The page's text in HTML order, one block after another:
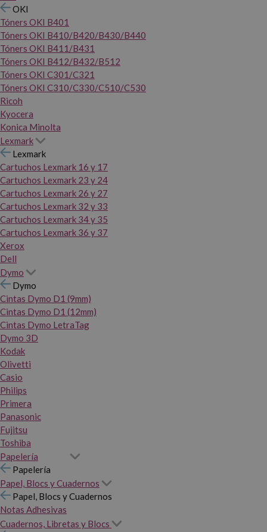
OKI
Tóners OKI B401
Tóners OKI B410/B420/B430/B440
Tóners OKI B411/B431
Tóners OKI B412/B432/B512
Tóners OKI C301/C321
Tóners OKI C310/C330/C510/C530
Ricoh
Kyocera
Konica Minolta
Lexmark
Lexmark
Cartuchos Lexmark 16 y 17
Cartuchos Lexmark 23 y 24
Cartuchos Lexmark 26 y 27
Cartuchos Lexmark 32 y 33
Cartuchos Lexmark 34 y 35
Cartuchos Lexmark 36 y 37
Xerox
Dell
Dymo
Dymo
Cintas Dymo D1 (9mm)
Cintas Dymo D1 (12mm)
Cintas Dymo LetraTag
Dymo 3D
Kodak
Olivetti
Casio
Philips
Primera
Panasonic
Fujitsu
Toshiba
Papelería
Papelería
Papel, Blocs y Cuadernos
Papel, Blocs y Cuadernos
Notas Adhesivas
Cuadernos, Libretas y Blocs